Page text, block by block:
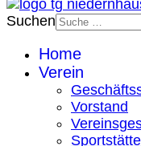
Suchen
Home
Verein
Vorstand